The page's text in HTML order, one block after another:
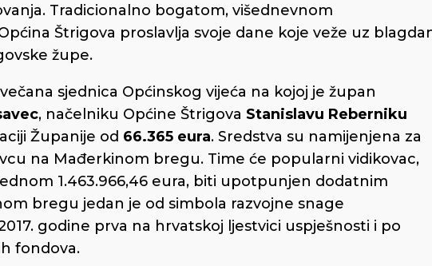
Tradicionalno bogatom, višednevnom
Štrigova proslavlja svoje dane koje veže uz
župe.
sjednica Općinskog vijeća na kojoj je župan
, načelniku Općine Štrigova Stanislavu Reberniku
Županije od 66.365 eura. Sredstva su namijenjena za
na Mađerkinom bregu. Time će popularni vidikovac,
1.463.966,46 eura, biti upotpunjen dodatnim
bregu jedan je od simbola razvojne snage
godine prva na hrvatskoj ljestvici uspješnosti i po
fondova.